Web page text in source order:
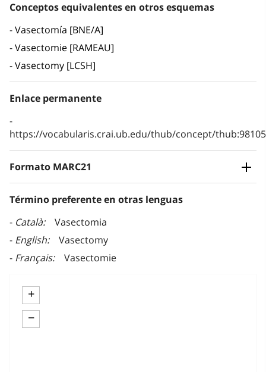
Conceptos equivalentes en otros esquemas
Vasectomía [BNE/A]
Vasectomie [RAMEAU]
Vasectomy [LCSH]
Enlace permanente
https://vocabularis.crai.ub.edu/thub/concept/
Formato MARC21
Término preferente en otras lenguas
Català
Vasectomia
English
Vasectomy
Français
Vasectomie
+
−